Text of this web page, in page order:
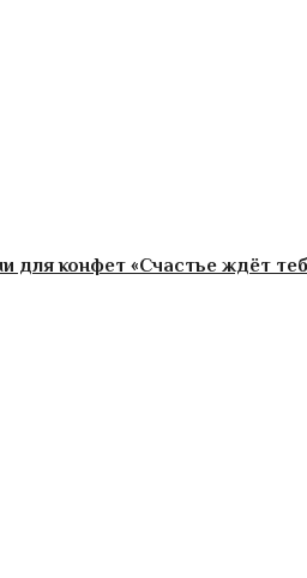
для конфет «Счастье ждёт